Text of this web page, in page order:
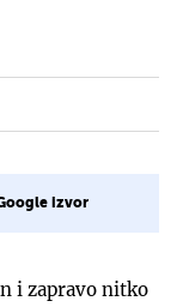
izvor
i zapravo nitko